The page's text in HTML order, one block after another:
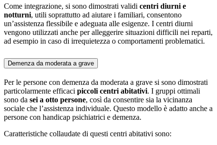
Come integrazione, si sono dimostrati validi centri diurni e
notturni, utili soprattutto ad aiutare i familiari, consentono
un’assistenza flessibile e adeguata alle esigenze. I centri diurni
vengono utilizzati anche per alleggerire situazioni difficili nei reparti,
ad esempio in caso di irrequietezza o comportamenti problematici.
Demenza da moderata a grave
Per le persone con demenza da moderata a grave si sono dimostrati
particolarmente efficaci piccoli centri abitativi. I gruppi ottimali
sono da sei a otto persone, così da consentire sia la vicinanza
sociale che l’assistenza individuale. Questo modello è adatto anche a
persone con handicap psichiatrici e demenza.
Caratteristiche collaudate di questi centri abitativi sono: